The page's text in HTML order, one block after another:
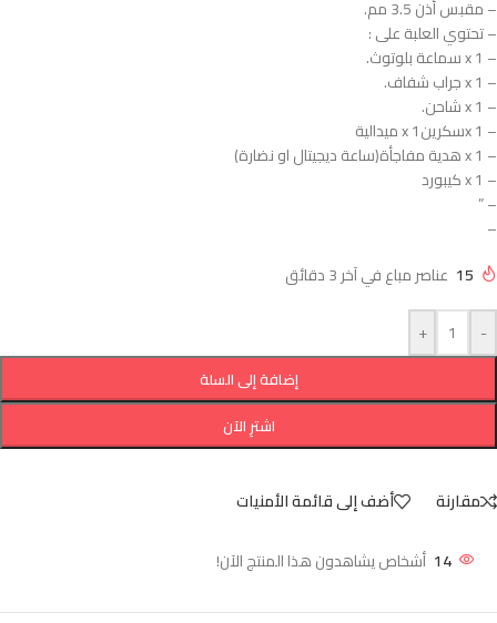
– مقبس أذن 3.5 مم.
– تحتوي العلبة على :
– 1 x سماعة بلوتوث.
– 1 x جراب شفاف.
– 1 x شاحن.
– 1 xسكرين1 x ميدالية
– 1 x هدية مفاجأة(ساعة ديجيتال او نضارة)
– 1 x كيبورد
– ”
–
15 عناصر مباع في آخر 3 دقائق
-
+
إضافة إلى السلة
اشترِ الآن
مقارنة أضف إلى قائمة الأمنيات
14 أشخاص يشاهدون هذا المنتج الآن!